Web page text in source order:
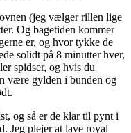
(jeg vælger rillen lige
Og bagetiden kommer
er, og hvor tykke de
solidt på 8 minutter hver,
spidser, og hvis du
være gylden i bunden og
og så er de klar til pynt i
Jeg plejer at lave royal